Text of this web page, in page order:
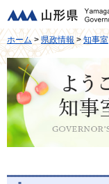
山形県
ホーム>県政情報>知事室